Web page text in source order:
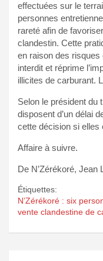
effectuées sur le
personnes
rareté afin de
clandestin. Cette
en raison des risques
interdit et réprime
illicites de carburant.
Selon le président du
disposent d’un délai
cette décision si elles
Affaire à suivre.
De N’Zérékoré, Jean
Étiquettes:
N’Zérékoré : six
vente clandestine de